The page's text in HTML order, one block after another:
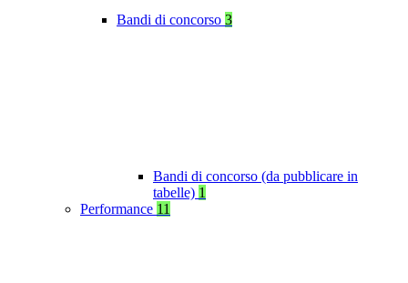
Bandi di concorso 3
Bandi di concorso (da pubblicare in
tabelle) 1
Performance 11